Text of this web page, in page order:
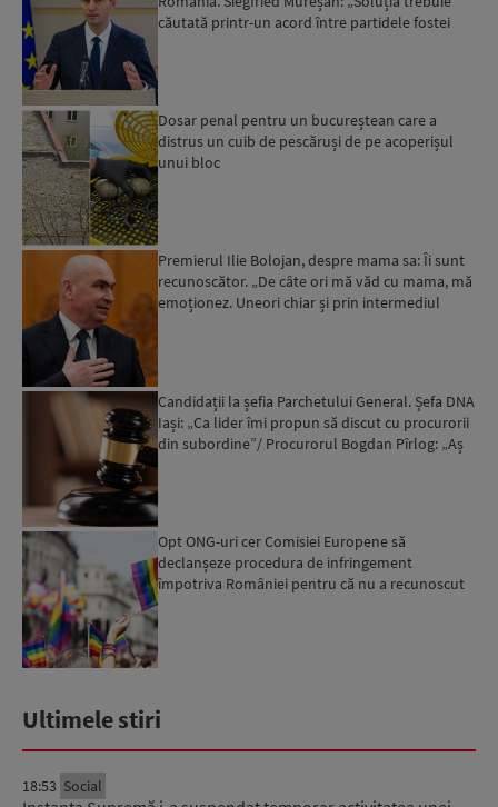
căutată printr-un acord între partidele fostei
Dosar penal pentru un bucureștean care a
distrus un cuib de pescăruși de pe acoperișul
unui bloc
Premierul Ilie Bolojan, despre mama sa: Îi sunt
recunoscător. „De câte ori mă văd cu mama, mă
emoționez. Uneori chiar și prin intermediul
Candidații la șefia Parchetului General. Șefa DNA
Iași: „Ca lider îmi propun să discut cu procurorii
din subordine”/ Procurorul Bogdan Pîrlog: „Aș
Opt ONG-uri cer Comisiei Europene să
declanșeze procedura de infringement
împotriva României pentru că nu a recunoscut
Ultimele stiri
18:53 Social